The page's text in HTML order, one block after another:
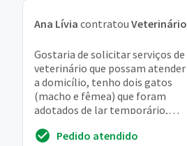
Ana Lívia contratou Veterinário
Gostaria de solicitar serviços de
veterinário que possam atender
a domicílio, tenho dois gatos
(macho e fêmea) que foram
adotados de lar temporário,
aparta...Pedido atendido